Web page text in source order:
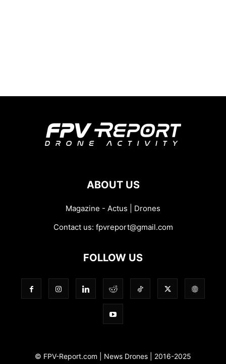
ABOUT US
Magazine - Actus | Drones
Contact us: fpvreport@gmail.com
FOLLOW US
© FPV-Report.com | News Drones | 2016-2025